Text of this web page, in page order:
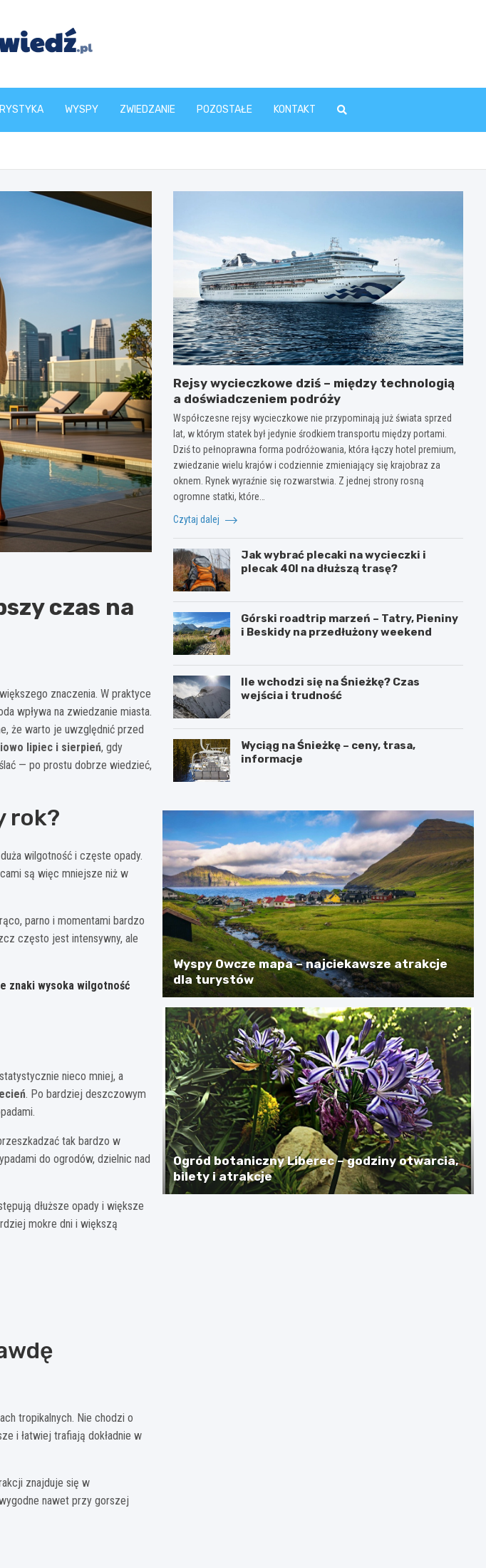
WYSPY ZWIEDZANIE POZOSTAŁE KONTAKT
czas na
znaczenia. W praktyce
wpływa na zwiedzanie miasta.
że warto je uwzględnić przed
lipiec i sierpień, gdy
— po prostu dobrze wiedzieć,
rok?
wilgotność i częste opady.
są więc mniejsze niż w
parno i momentami bardzo
często jest intensywny, ale
znaki wysoka wilgotność
nieco mniej, a
. Po bardziej deszczowym
tak bardzo w
do ogrodów, dzielnic nad
dłuższe opady i większe
mokre dni i większą
tropikalnych. Nie chodzi o
i łatwiej trafiają dokładnie w
znajduje się w
nawet przy gorszej
Rejsy wycieczkowe dziś – między technologią
a doświadczeniem podróży
Współczesne rejsy wycieczkowe nie przypominają już świata sprzed
lat, w którym statek był jedynie środkiem transportu między portami.
Dziś to pełnoprawna forma podróżowania, która łączy hotel premium,
zwiedzanie wielu krajów i codziennie zmieniający się krajobraz za
oknem. Rynek wyraźnie się rozwarstwia. Z jednej strony rosną
ogromne statki, które…
Czytaj dalej
Jak wybrać plecaki na wycieczki i
plecak 40l na dłuższą trasę?
Górski roadtrip marzeń – Tatry, Pieniny
i Beskidy na przedłużony weekend
Ile wchodzi się na Śnieżkę? Czas
wejścia i trudność
Wyciąg na Śnieżkę – ceny, trasa,
informacje
Wyspy Owcze mapa – najciekawsze atrakcje
dla turystów
Ogród botaniczny Liberec – godziny otwarcia,
bilety i atrakcje